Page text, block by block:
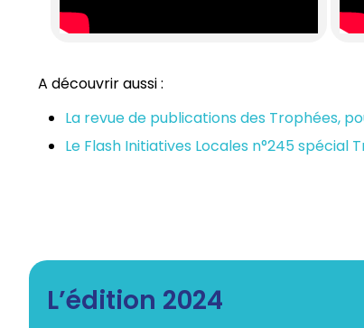
A découvrir aussi :
La revue de publications des Trophées,
Le Flash Initiatives Locales n°245 spécial
L’édition 2024